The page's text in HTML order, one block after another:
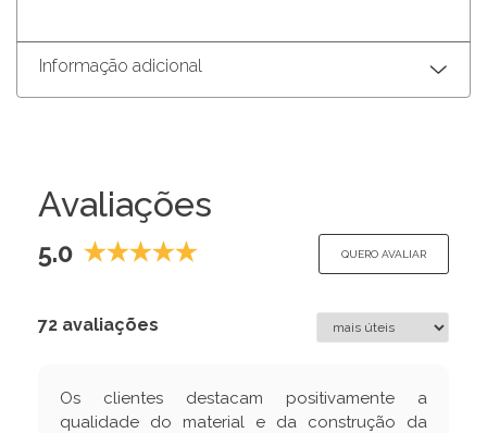
Informação adicional
Avaliações
5.0 QUERO AVALIAR
72 avaliações
Os clientes destacam positivamente a
qualidade do material e da construção da